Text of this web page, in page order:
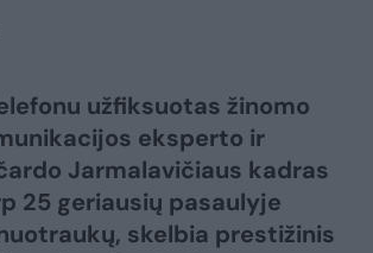
užfiksuotas žinomo
eksperto ir
Jarmalavičiaus kadras
25 geriausių pasaulyje
skelbia prestižinis